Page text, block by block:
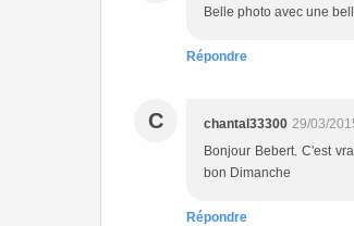
Belle photo avec une
Répondre
C chantal33300 29/03/
Bonjour Bebert. C'est
bon Dimanche
Répondre